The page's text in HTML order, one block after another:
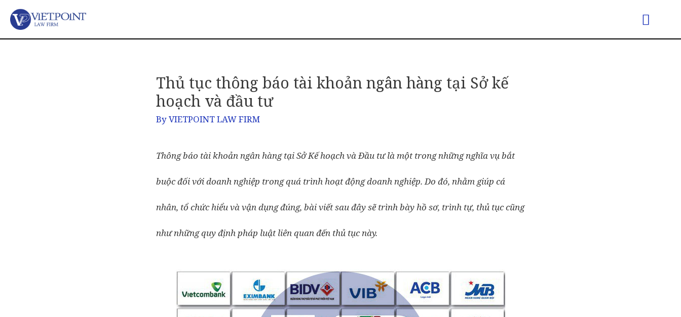
Thủ tục thông báo tài khoản ngân hàng tại Sở kế
hoạch và đầu tư
ByVIETPOINT LAW FIRM
Thông báo tài khoản ngân hàng tại Sở Kế hoạch và Đầu tư là một trong những nghĩa vụ bắt
buộc đối với doanh nghiệp trong quá trình hoạt động doanh nghiệp. Do đó, nhằm giúp cá
nhân, tổ chức hiểu và vận dụng đúng, bài viết sau đây sẽ trình bày hồ sơ, trình tự, thủ tục cũng
như những quy định pháp luật liên quan đến thủ tục này.